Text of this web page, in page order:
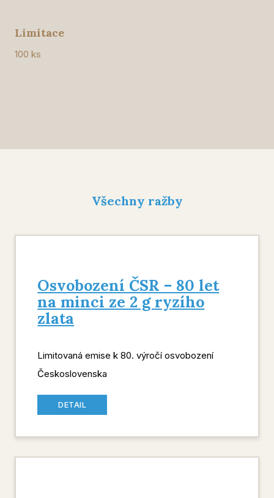
Limitace
100 ks
Všechny ražby
Osvobození ČSR – 80 let
na minci ze 2 g ryzího
zlata
Limitovaná emise k 80. výročí osvobození
Československa
DETAIL